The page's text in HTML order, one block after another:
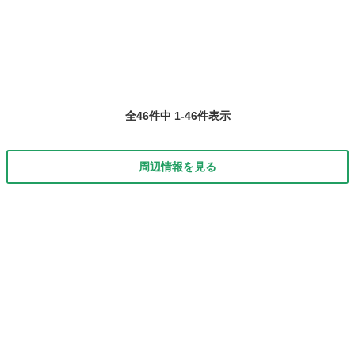
全46件中 1-46件表示
周辺情報を見る